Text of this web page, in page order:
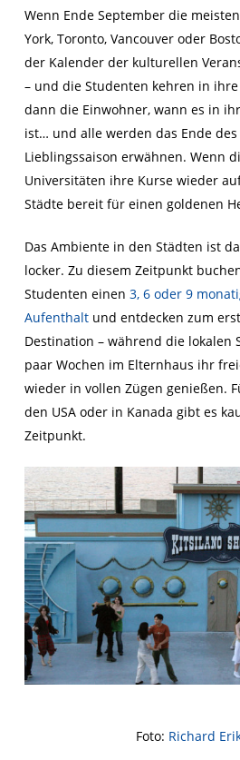
Wenn Ende September die
York, Toronto, Vancouver oder
der Kalender der kulturellen
– und die Studenten kehren in
dann die Einwohner, wann es in
ist… und alle werden das Ende
Lieblingssaison erwähnen. Wenn
Universitäten ihre Kurse wieder
Städte bereit für einen goldenen
Das Ambiente in den Städten ist
locker. Zu diesem Zeitpunkt
Studenten einen 3, 6 oder 9
Aufenthaltund entdecken zum
Destination – während die lokalen
paar Wochen im Elternhaus ihr
wieder in vollen Zügen genießen.
den USA oder in Kanada gibt es
Zeitpunkt.
Foto: Richard